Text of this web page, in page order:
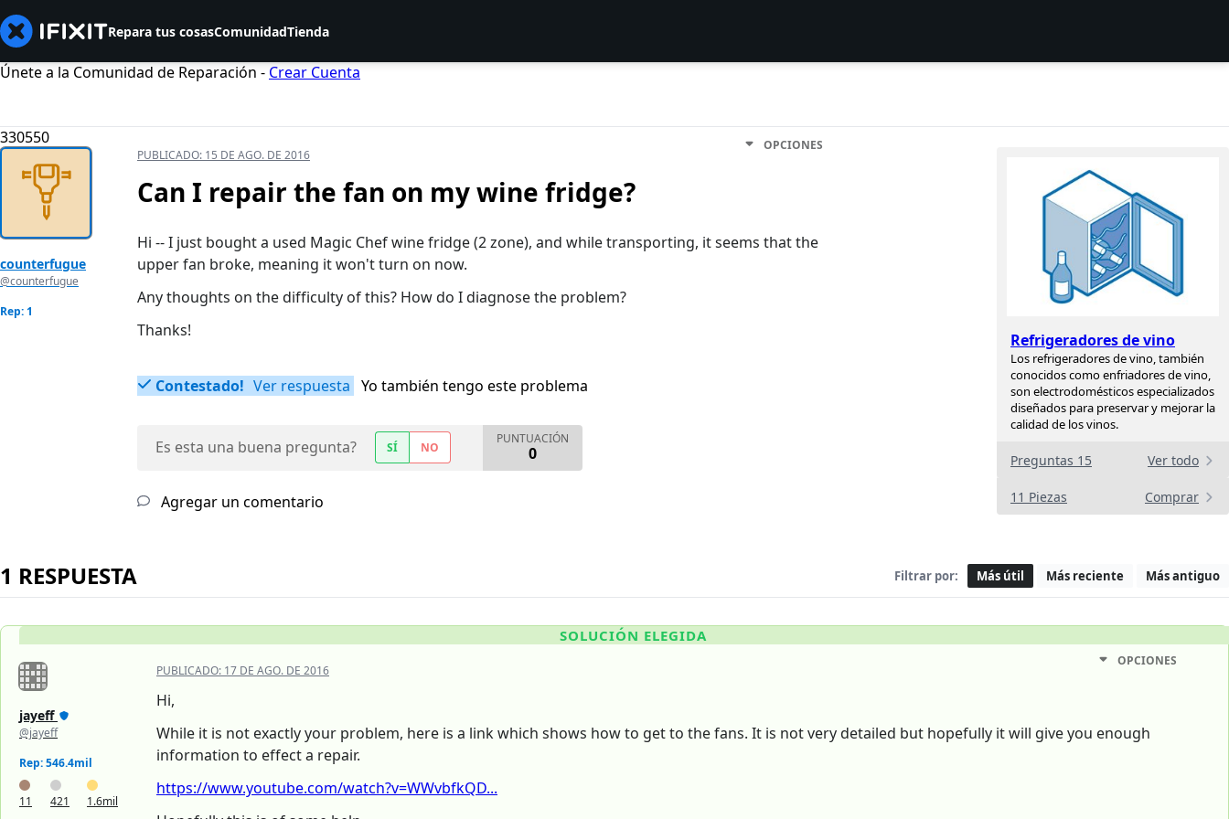
Repara tus cosasComunidadTienda
Únete a la Comunidad de Reparación - Crear Cuenta
330550
Refrigeradores de vino
Los refrigeradores de vino, también
conocidos como enfriadores de vino,
son electrodomésticos especializados
diseñados para preservar y mejorar la
calidad de los vinos.
Preguntas 15 Ver todo
11 Piezas Comprar
counterfugue
@counterfugue
Rep: 1
PUBLICADO: 15 DE AGO. DE 2016
OPCIONES
Can I repair the fan on my wine fridge?
Hi -- I just bought a used Magic Chef wine fridge (2 zone), and while transporting, it seems that the
upper fan broke, meaning it won't turn on now.
Any thoughts on the difficulty of this? How do I diagnose the problem?
Thanks!
Contestado! Ver respuesta Yo también tengo este problema
Es esta una buena pregunta? SÍ NO
PUNTUACIÓN
0
Agregar un comentario
1 RESPUESTA Filtrar por: Más útil Más reciente Más antiguo
SOLUCIÓN ELEGIDA
jayeff
@jayeff
Rep: 546.4mil
11 421 1.6mil
PUBLICADO: 17 DE AGO. DE 2016
OPCIONES
Hi,
While it is not exactly your problem, here is a link which shows how to get to the fans. It is not very detailed but hopefully it will give you enough
information to effect a repair.
https://www.youtube.com/watch?v=WWvbfkQD...